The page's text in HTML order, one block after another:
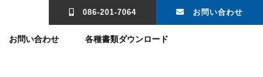
086-201-7064 お問い合わせ
お問い合わせ 各種書類ダウンロード